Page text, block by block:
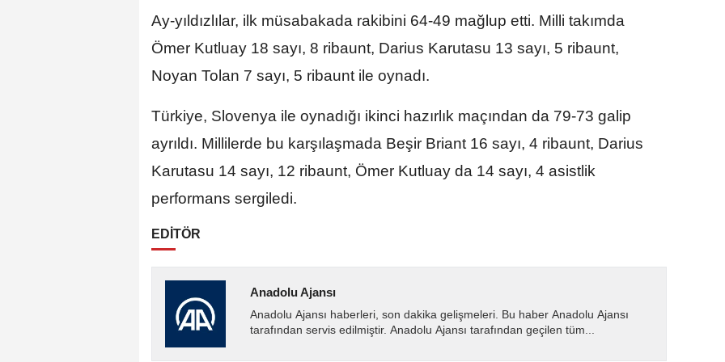
Ay-yıldızlılar, ilk müsabakada rakibini 64-49 mağlup etti. Milli takımda
Ömer Kutluay 18 sayı, 8 ribaunt, Darius Karutasu 13 sayı, 5 ribaunt,
Noyan Tolan 7 sayı, 5 ribaunt ile oynadı.
Türkiye, Slovenya ile oynadığı ikinci hazırlık maçından da 79-73 galip
ayrıldı. Millilerde bu karşılaşmada Beşir Briant 16 sayı, 4 ribaunt, Darius
Karutasu 14 sayı, 12 ribaunt, Ömer Kutluay da 14 sayı, 4 asistlik
performans sergiledi.
EDİTÖR
Anadolu Ajansı
Anadolu Ajansı haberleri, son dakika gelişmeleri. Bu haber Anadolu Ajansı
tarafından servis edilmiştir. Anadolu Ajansı tarafından geçilen tüm...